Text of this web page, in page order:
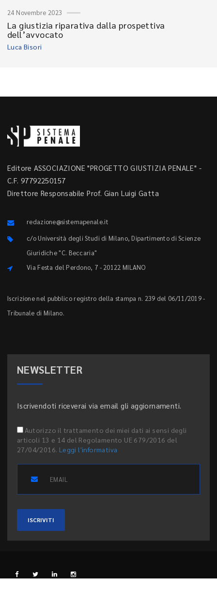
24 Novembre 2023
La giustizia riparativa dalla prospettiva
dell’avvocato
Luca Bisori
Editore ASSOCIAZIONE "PROGETTO GIUSTIZIA PENALE" -
C.F. 97792250157
Direttore Responsabile Prof. Gian Luigi Gatta
redazione@sistemapenale.it
c/o Università degli Studi di Milano, Dipartimento di Scienze
Giuridiche "C. Beccaria"
Via Festa del Perdono, 7 - 20122 MILANO
Iscrizione nel pubblico registro della stampa n. 239 del 06/11/2019 -
Tribunale di Milano.
NEWSLETTER
Iscrivendoti riceverai via email gli aggiornamenti.
Autorizzo il trattamento dei miei dati ai sensi degli
articoli 13 e 14 del Regolamento UE 679/2016 del
27/04/2016. Leggi l'informativa
ISCRIVITI